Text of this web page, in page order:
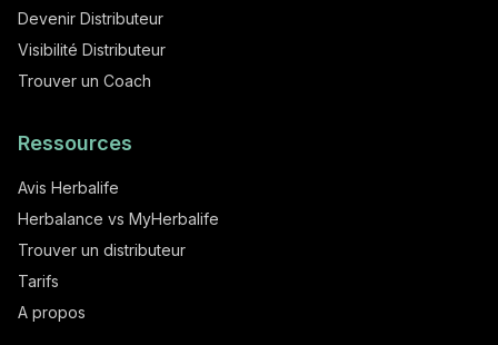
Devenir Distributeur
Visibilité Distributeur
Trouver un Coach
Ressources
Avis Herbalife
Herbalance vs MyHerbalife
Trouver un distributeur
Tarifs
A propos